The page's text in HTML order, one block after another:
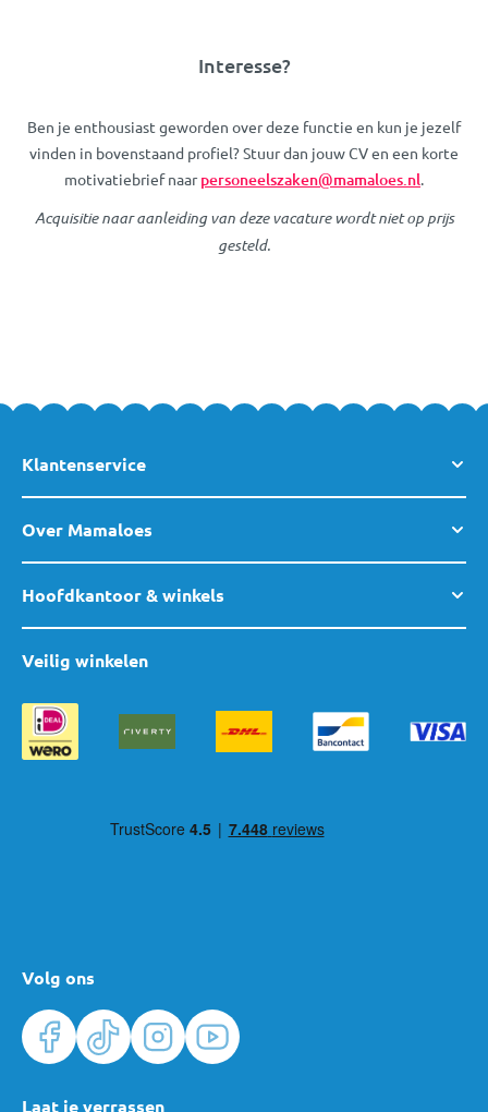
Interesse?
Ben je enthousiast geworden over deze functie en kun je jezelf
vinden in bovenstaand profiel? Stuur dan jouw CV en een korte
motivatiebrief naarpersoneelszaken@mamaloes.nl.
Acquisitie naar aanleiding van deze vacature wordt niet op prijs
gesteld.
Klantenservice
Over Mamaloes
Hoofdkantoor & winkels
Volg ons
Veilig winkelen
Laat je verrassen